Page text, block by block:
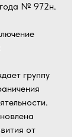
№ 972н.
группу
от